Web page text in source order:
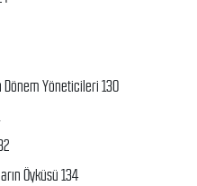
Dönem Yöneticileri 130
Öyküsü 134